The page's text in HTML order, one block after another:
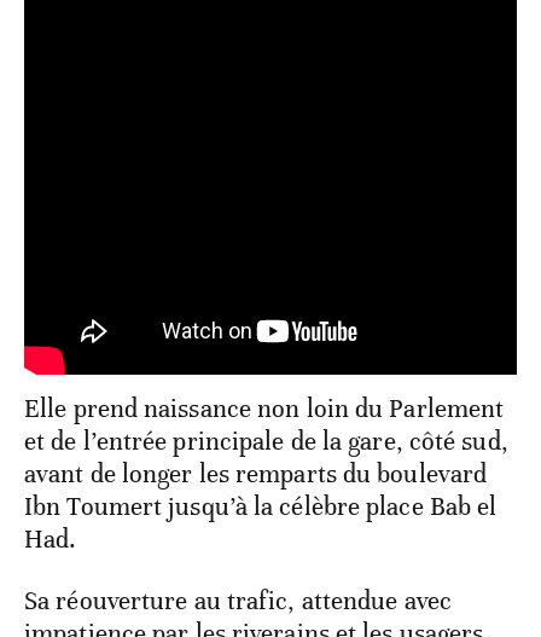
Elle prend naissance non loin du Parlement
et de l’entrée principale de la gare, côté sud,
avant de longer les remparts du boulevard
Ibn Toumert jusqu’à la célèbre place Bab el
Had.
Sa réouverture au trafic, attendue avec